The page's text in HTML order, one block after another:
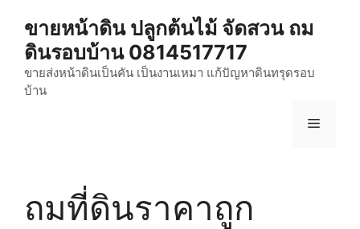
content
ขายหน้าดิน ปลูกต้นไม้ จัดสวน ถม
ดินรอบบ้าน 0814517717
ขายส่งหน้าดินเป็นคัน เป็นงานเหมา แก้ปัญหาดินทรุดรอบ
บ้าน
Menu
ถมที่ดินราคาถูก